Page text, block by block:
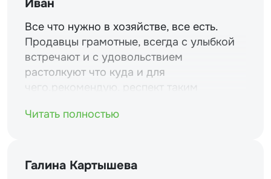
Иван
Все что нужно в хозяйстве, все есть.
Продавцы грамотные, всегда с улыбкой
встречают и с удовольствием
растолкуют что куда и для
чего.рекомендую. респект таким
Читать полностью
Галина Картышева